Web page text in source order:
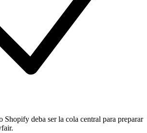
Shopify deba ser la cola central para preparar